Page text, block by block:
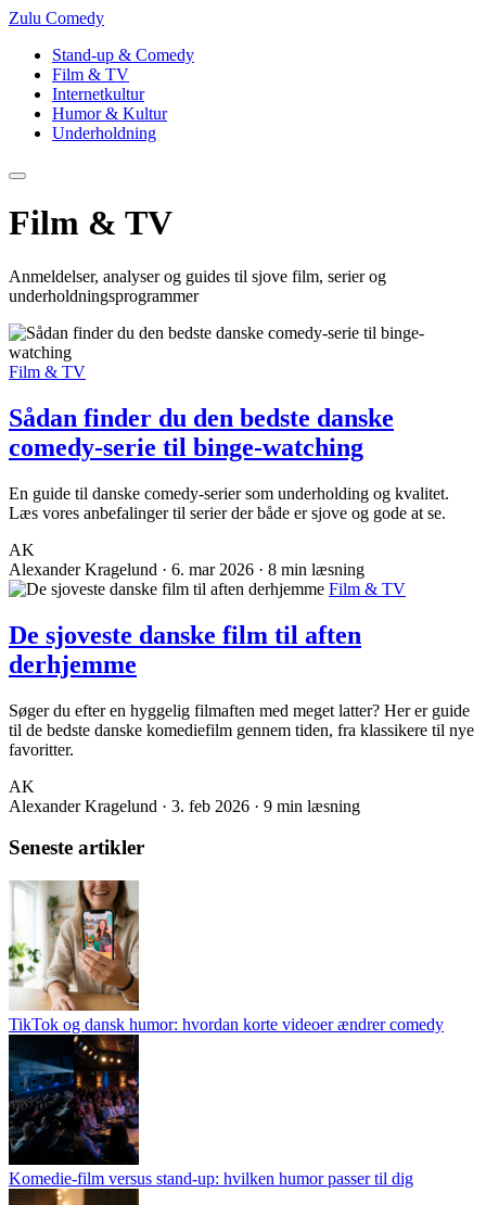
Zulu Comedy
Stand-up & Comedy
Film & TV
Internetkultur
Humor & Kultur
Underholdning
Film & TV
Anmeldelser, analyser og guides til sjove film, serier og
underholdningsprogrammer
Film & TV
Sådan finder du den bedste danske
comedy-serie til binge-watching
En guide til danske comedy-serier som underholding og kvalitet.
Læs vores anbefalinger til serier der både er sjove og gode at se.
AK
Alexander Kragelund · 6. mar 2026 · 8 min læsning
Film & TV
De sjoveste danske film til aften
derhjemme
Søger du efter en hyggelig filmaften med meget latter? Her er guide
til de bedste danske komediefilm gennem tiden, fra klassikere til nye
favoritter.
AK
Alexander Kragelund · 3. feb 2026 · 9 min læsning
Seneste artikler
TikTok og dansk humor: hvordan korte videoer ændrer comedy
Komedie-film versus stand-up: hvilken humor passer til dig